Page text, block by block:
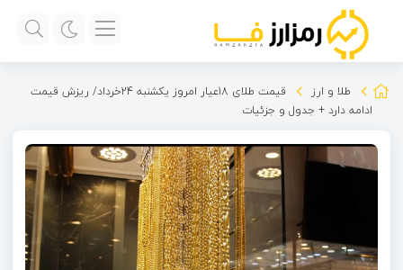
طلا و ارز
قیمت طلای 18عیار امروز یکشنبه 24خرداد/ ریزش قیمت
ادامه دارد + جدول و جزئیات